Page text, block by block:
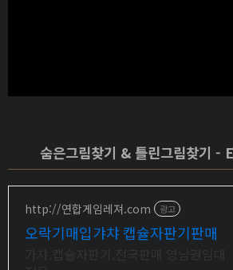
숨은그림찾기 & 틀린그림찾기
http://연합게임레져.com 광고
오락기매입갸챠 캡슐자판기판매